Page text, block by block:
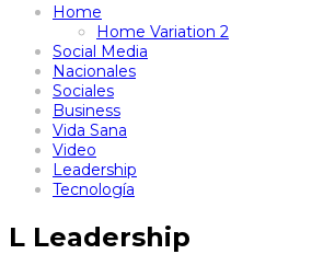
Home
Home Variation 2
Social Media
Nacionales
Sociales
Business
Vida Sana
Video
Leadership
Tecnología
L Leadership